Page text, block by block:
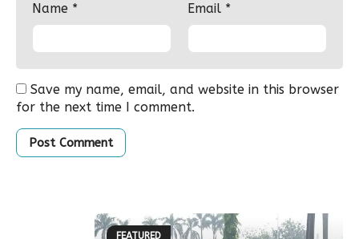
Name * Email *
Save my name, email, and website in this browser
for the next time I comment.
FEATURED